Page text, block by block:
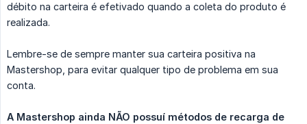
débito na carteira é efetivado quando a coleta do produto é
realizada.
Lembre-se de sempre manter sua carteira positiva na
Mastershop, para evitar qualquer tipo de problema em sua
conta.
A Mastershop ainda NÃO possuí métodos de recarga de